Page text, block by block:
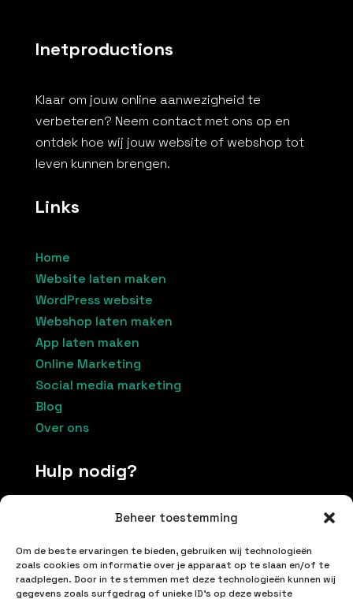
Beheer toestemming
Om de beste ervaringen te bieden, gebruiken wij technologieën
zoals cookies om informatie over je apparaat op te slaan en/of te
raadplegen. Door in te stemmen met deze technologieën kunnen wij
gegevens zoals surfgedrag of unieke ID's op deze website
Inetproductions
Klaar om jouw online aanwezigheid te
verbeteren? Neem contact met ons op en
ontdek hoe wij jouw website of webshop tot
leven kunnen brengen.
Links
Home
Website laten maken
WordPress website
Webshop laten maken
App laten maken
Online Marketing
Social media marketing
Blog
Over ons
Hulp nodig?
Contacteer ons
+32 496174037
info@inetproductions.be